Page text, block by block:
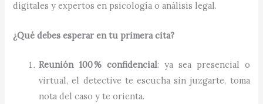
digitales y expertos en psicología o análisis legal.
¿Qué debes esperar en tu primera cita?
Reunión 100 % confidencial: ya sea presencial o
virtual, el detective te escucha sin juzgarte, toma
nota del caso y te orienta.